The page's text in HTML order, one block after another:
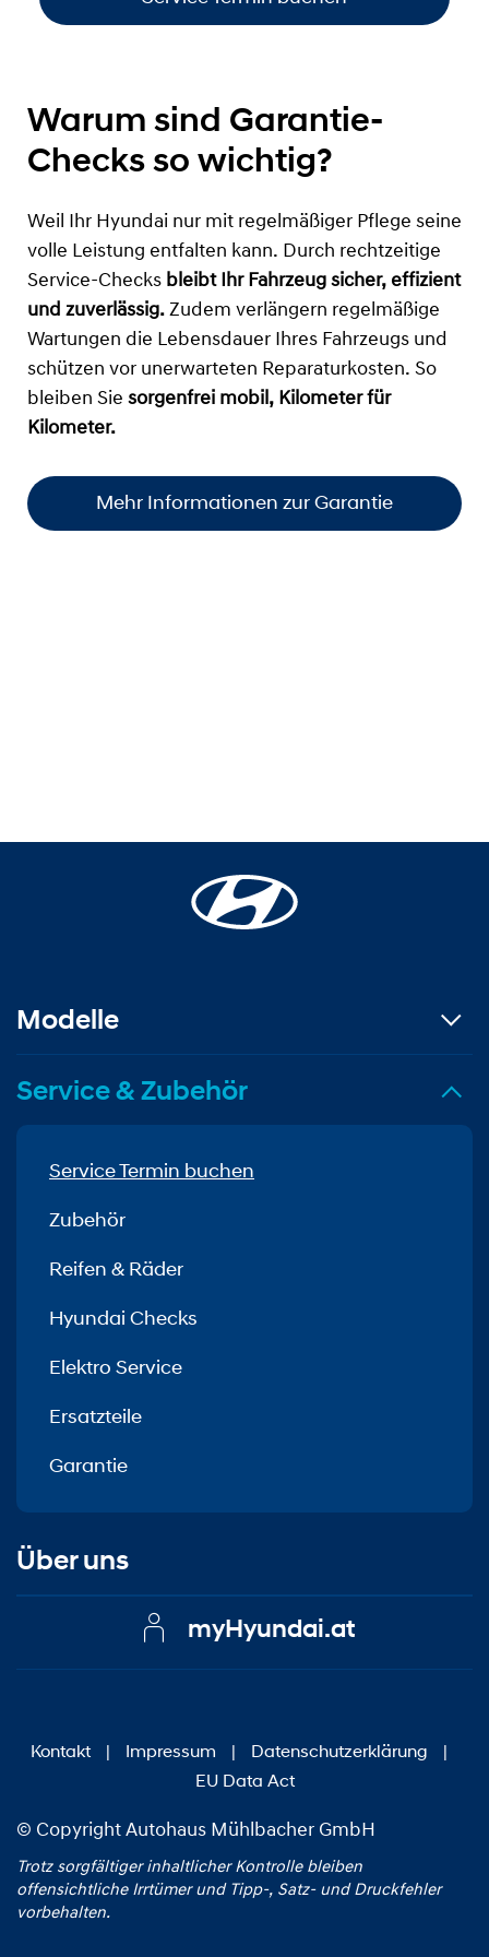
Warum sind Garantie-
Checks so wichtig?
Weil Ihr Hyundai nur mit regelmäßiger Pflege seine
volle Leistung entfalten kann. Durch rechtzeitige
Service-Checks bleibt Ihr Fahrzeug sicher, effizient
und zuverlässig. Zudem verlängern regelmäßige
Wartungen die Lebensdauer Ihres Fahrzeugs und
schützen vor unerwarteten Reparaturkosten. So
bleiben Sie sorgenfrei mobil, Kilometer für
Kilometer.
Mehr Informationen zur Garantie
Modelle
Service & Zubehör
Service Termin buchen
Zubehör
Reifen & Räder
Hyundai Checks
Elektro Service
Ersatzteile
Garantie
Über uns
myHyundai.at
Kontakt | Impressum | Datenschutzerklärung
|
EU Data Act
© Copyright Autohaus Mühlbacher GmbH
Trotz sorgfältiger inhaltlicher Kontrolle bleiben
offensichtliche Irrtümer und Tipp‑, Satz‑ und Druckfehler
vorbehalten.